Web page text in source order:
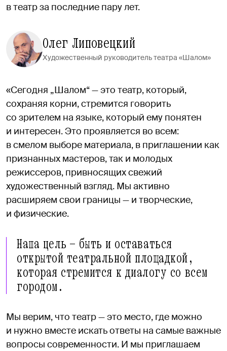
в театр за последние пару лет.
Олег Липовецкий
Художественный руководитель театра «Шалом»
«Сегодня „Шалом“ — это театр, который,
сохраняя корни, стремится говорить
со зрителем на языке, который ему понятен
и интересен. Это проявляется во всем:
в смелом выборе материала, в приглашении как
признанных мастеров, так и молодых
режиссеров, привносящих свежий
художественный взгляд. Мы активно
расширяем свои границы — и творческие,
и физические.
Наша цель — быть и оставаться
открытой театральной площадкой,
которая стремится к диалогу со всем
городом.
Мы верим, что театр — это место, где можно
и нужно вместе искать ответы на самые важные
вопросы современности. И мы приглашаем